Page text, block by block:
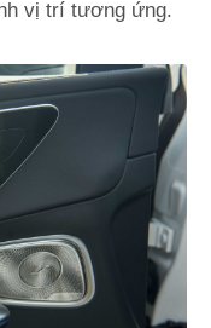
vị trí tương ứng.